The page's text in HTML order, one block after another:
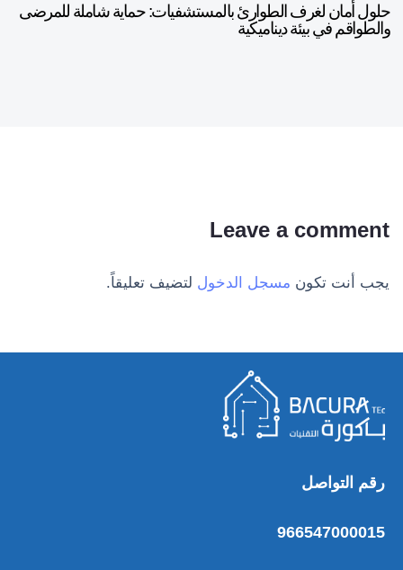
حلول أمان لغرف الطوارئ بالمستشفيات: حماية شاملة للمرضى
والطواقم في بيئة ديناميكية
Leave a comment
يجب أنت تكون مسجل الدخول لتضيف تعليقاً.
رقم التواصل
966547000015